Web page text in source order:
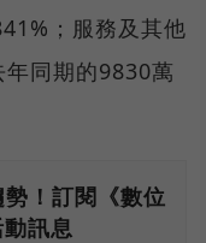
；服務及其他
同期的9830萬
！訂閱《數位
訊息